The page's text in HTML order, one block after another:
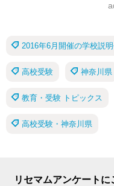
2016年6月開催の学校説
高校受験 神奈川県
教育・受験 トピックス
高校受験・神奈川県
リセマムアンケート